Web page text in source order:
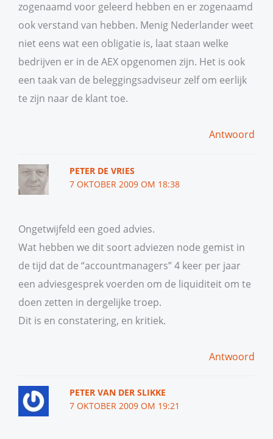
zogenaamd voor geleerd hebben en er zogenaamd
ook verstand van hebben. Menig Nederlander weet
niet eens wat een obligatie is, laat staan welke
bedrijven er in de AEX opgenomen zijn. Het is ook
een taak van de beleggingsadviseur zelf om eerlijk
te zijn naar de klant toe.
Antwoord
PETER DE VRIES
7 OKTOBER 2009 OM 18:38
Ongetwijfeld een goed advies.
Wat hebben we dit soort adviezen node gemist in
de tijd dat de “accountmanagers” 4 keer per jaar
een adviesgesprek voerden om de liquiditeit om te
doen zetten in dergelijke troep.
Dit is en constatering, en kritiek.
Antwoord
PETER VAN DER SLIKKE
7 OKTOBER 2009 OM 19:21